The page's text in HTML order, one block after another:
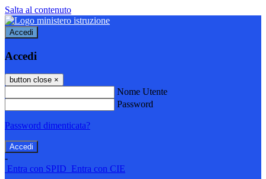
Salta al contenuto
Accedi
Accedi
button close ×
Nome Utente
Password
Password dimenticata?
-
Entra con SPID Entra con CIE